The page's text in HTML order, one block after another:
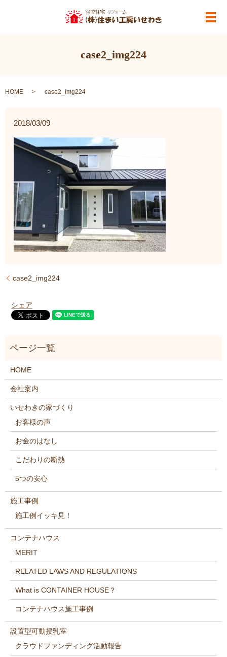
メ
case2_img224
HOME case2_img224
2018/03/09
case2_img224
シェア
HOME
会社案内
いせわきの家づくり
お客様の声
お金のはなし
こだわりの断熱
5つの安心
施工事例
施工例イッキ見！
コンテナハウス
MERIT
RELATED LAWS AND REGULATIONS
What is CONTAINER HOUSE？
コンテナハウス施工事例
設置型可動授乳室
クラウドファンディング活動報告